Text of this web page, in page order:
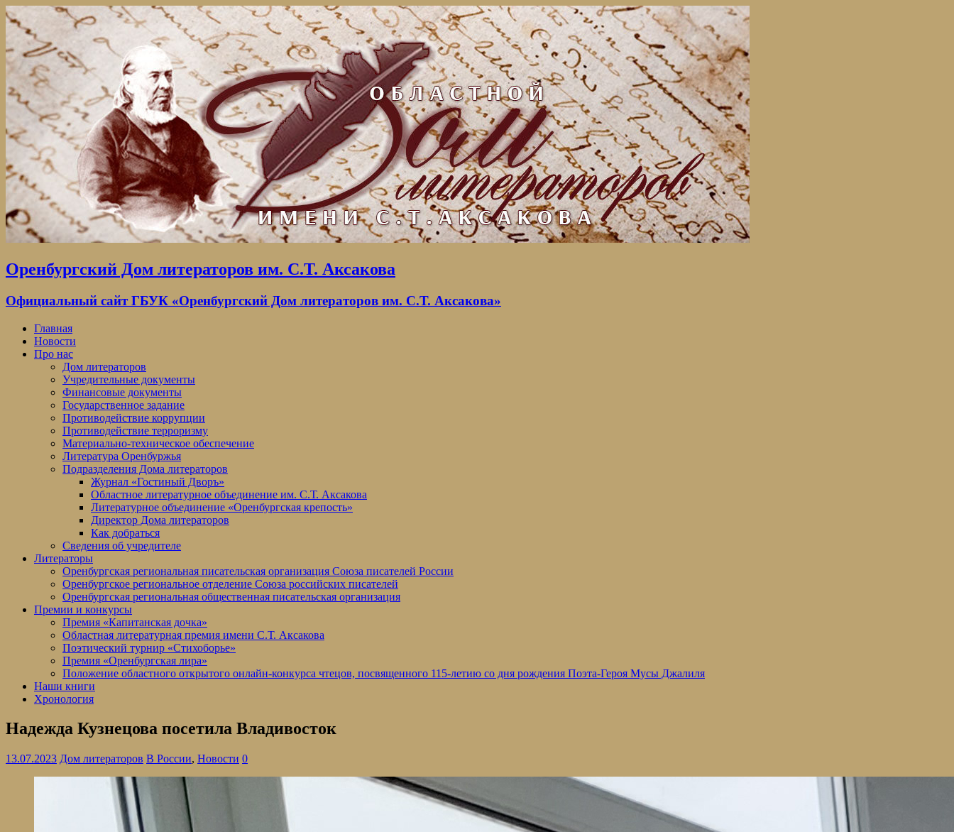
Оренбургский Дом литераторов им. С.Т. Аксакова
Официальный сайт ГБУК «Оренбургский Дом литераторов им. С.Т. Аксакова»
Главная
Новости
Про нас
Дом литераторов
Учредительные документы
Финансовые документы
Государственное задание
Противодействие коррупции
Противодействие терроризму
Материально-техническое обеспечение
Литература Оренбуржья
Подразделения Дома литераторов
Журнал «Гостиный Дворъ»
Областное литературное объединение им. С.Т. Аксакова
Литературное объединение «Оренбургская крепость»
Директор Дома литераторов
Как добраться
Сведения об учредителе
Литераторы
Оренбургская региональная писательская организация Союза писателей России
Оренбургское региональное отделение Союза российских писателей
Оренбургская региональная общественная писательская организация
Премии и конкурсы
Премия «Капитанская дочка»
Областная литературная премия имени С.Т. Аксакова
Поэтический турнир «Стихоборье»
Премия «Оренбургская лира»
Положение областного открытого онлайн-конкурса чтецов, посвященного 115-летию со дня рождения Поэта-Героя Мусы Джалиля
Наши книги
Хронология
Надежда Кузнецова посетила Владивосток
13.07.2023 Дом литераторов В России, Новости 0